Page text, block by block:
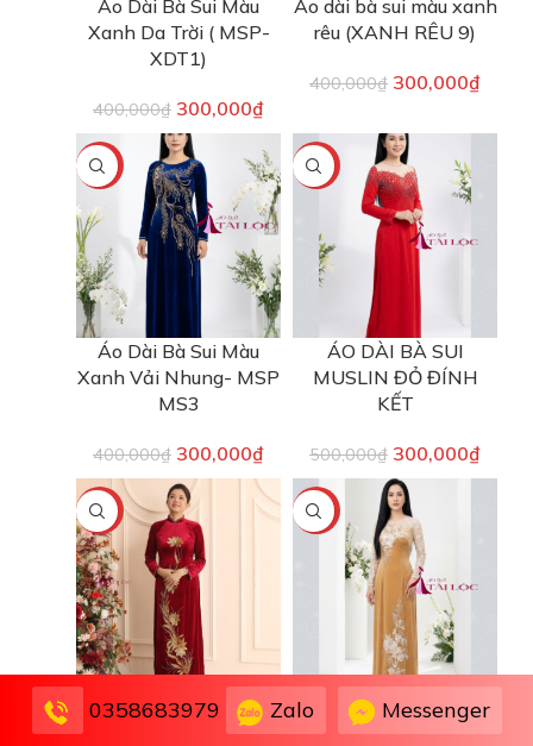
Áo Dài Bà Sui Màu
Xanh Da Trời ( MSP-
XDT1)
400,000₫ 300,000₫
Áo dài bà sui màu xanh
rêu (XANH RÊU 9)
400,000₫ 300,000₫
-25%
Áo Dài Bà Sui Màu
Xanh Vải Nhung- MSP
MS3
400,000₫ 300,000₫
-40%
ÁO DÀI BÀ SUI
MUSLIN ĐỎ ĐÍNH
KẾT
500,000₫ 300,000₫
-25%
Áo dài ba sui nhung có
cổ 2 tà ( DCT MS2 )
-40%
ÁO DÀI BÀ SUI
NHUNG DA PHỐI
0358683979 Zalo Messenger